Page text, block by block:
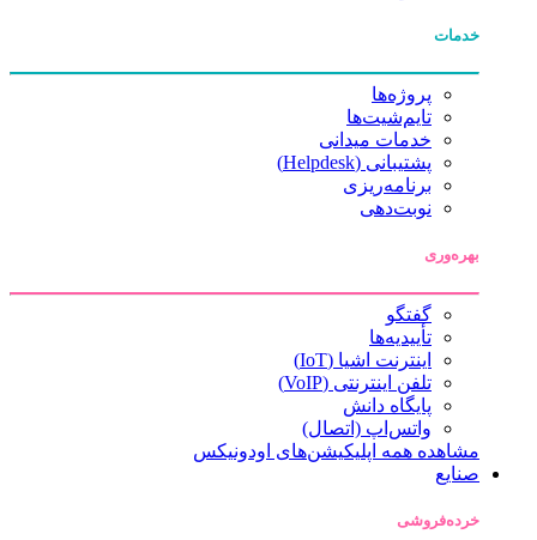
خدمات
پروژه‌ها
تایم‌شیت‌ها
خدمات میدانی
پشتیبانی (Helpdesk)
برنامه‌ریزی
نوبت‌دهی
بهره‌وری
گفتگو
تأییدیه‌ها
اینترنت اشیا (IoT)
تلفن اینترنتی (VoIP)
پایگاه دانش
واتس‌اپ (اتصال)
مشاهده همه اپلیکیشن‌های اودونیکس
صنایع
خرده‌فروشی